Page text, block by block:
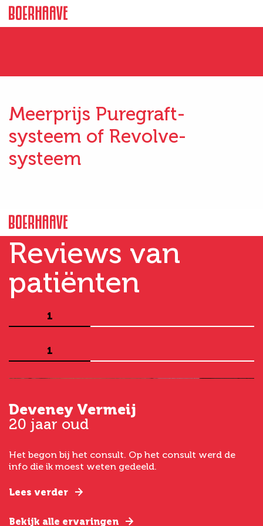
Meerprijs Puregraft-
systeem of Revolve-
systeem
Reviews van
patiënten
1
1
Deveney Vermeij
20 jaar oud
Het begon bij het consult. Op het consult werd de
info die ik moest weten gedeeld.
Lees verder
Bekijk alle ervaringen